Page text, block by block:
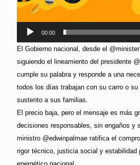
00:00
El Gobierno nacional, desde el
siguiendo el lineamiento del presidente
cumple su palabra y responde a una
todos los días trabajan con su carro o su
sustento a sus familias.
El precio baja, pero el mensaje es más
decisiones responsables, sin engaños y
ministro @edwinpalmae ratifica el
rigor técnico, justicia social y estabilidad